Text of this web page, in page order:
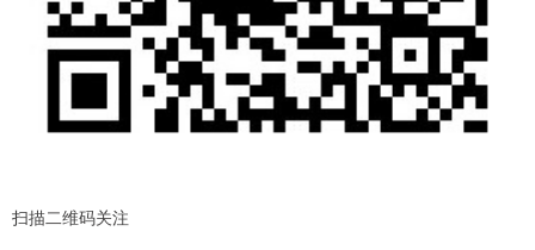
扫描二维码关注